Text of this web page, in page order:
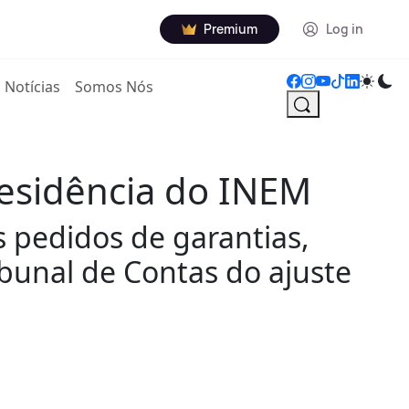
Premium Log in
Notícias Somos Nós
do INEM
pedidos de garantias,
de Contas do ajuste